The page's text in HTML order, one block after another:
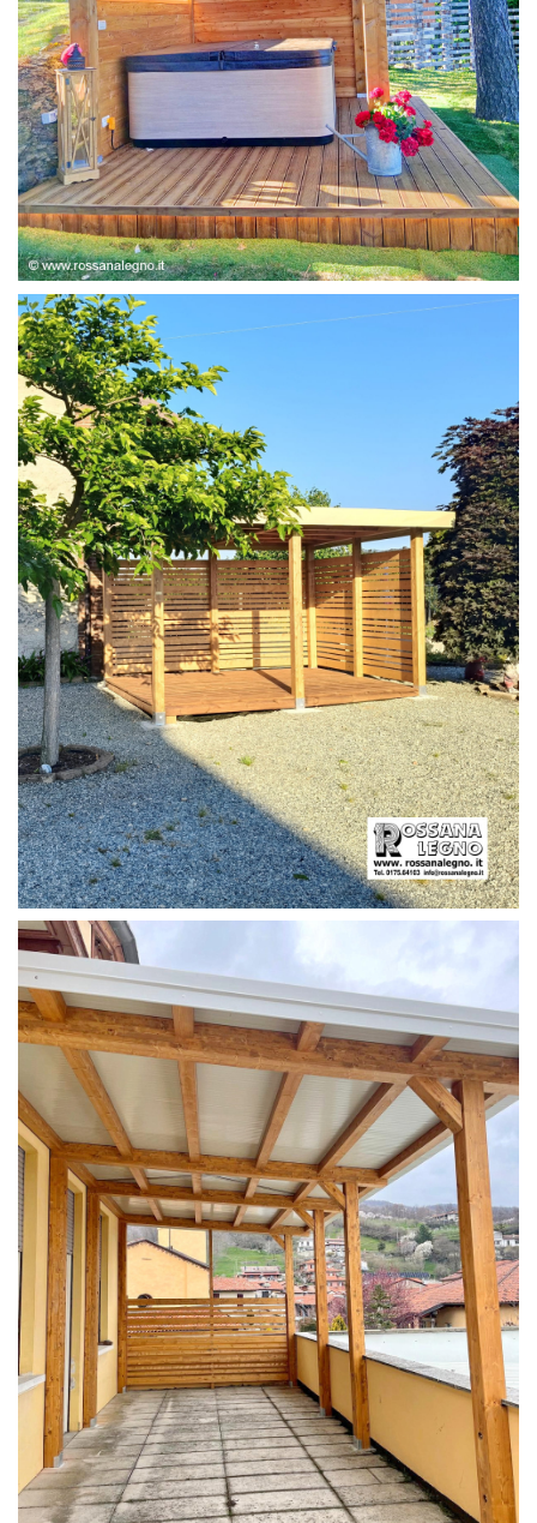
STRUTTURA ABETE LAMELLARE, RIVESTIMENTO IN
LARICE,
PERGOLA CON PAVIMENTO E FRANGIVISTA